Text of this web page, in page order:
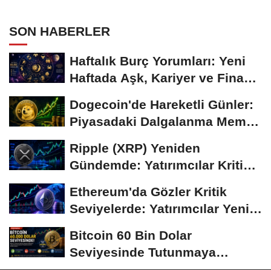
SON HABERLER
Haftalık Burç Yorumları: Yeni
Haftada Aşk, Kariyer ve Finans
Dogecoin'de Hareketli Günler:
Piyasadaki Dalgalanma Meme
Ripple (XRP) Yeniden
Gündemde: Yatırımcılar Kritik
Ethereum'da Gözler Kritik
Seviyelerde: Yatırımcılar Yeni
Bitcoin 60 Bin Dolar
Seviyesinde Tutunmaya